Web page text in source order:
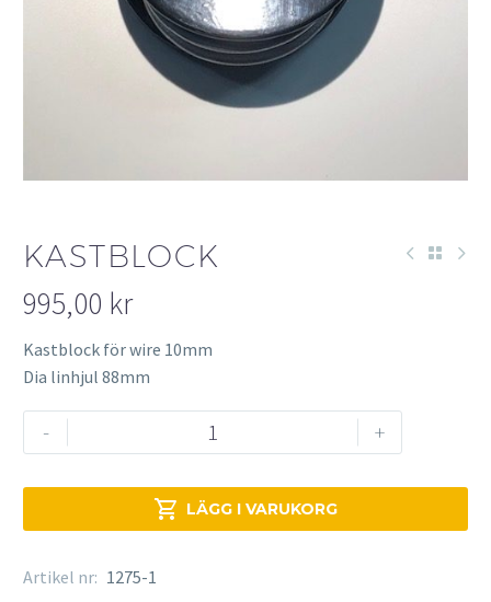
KASTBLOCK
995,00 kr
Kastblock för wire 10mm
Dia linhjul 88mm
-
Kastblock
mängd
+
 LÄGG I VARUKORG
Artikel nr: 1275-1